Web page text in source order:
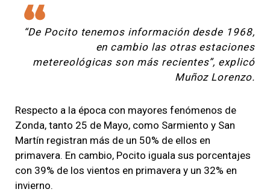
“De Pocito tenemos información desde 1968,
en cambio las otras estaciones
metereológicas son más recientes”, explicó
Muñoz Lorenzo.
Respecto a la época con mayores fenómenos de
Zonda, tanto 25 de Mayo, como Sarmiento y San
Martín registran más de un 50% de ellos en
primavera. En cambio, Pocito iguala sus porcentajes
con 39% de los vientos en primavera y un 32% en
invierno.